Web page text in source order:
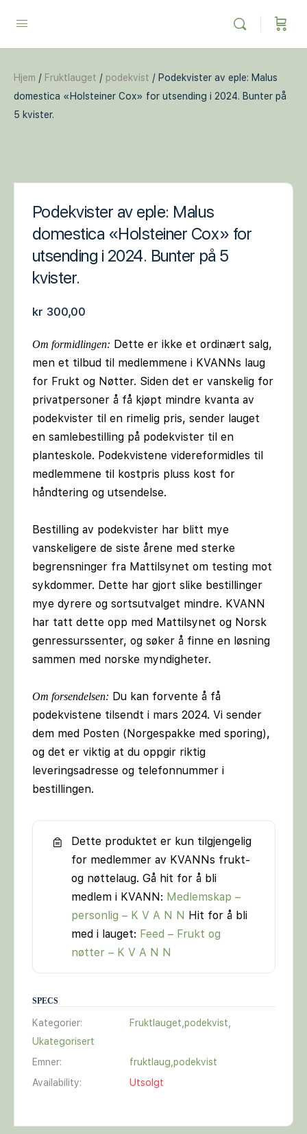
Hjem / Fruktlauget / podekvist / Podekvister av eple: Malus
domestica «Holsteiner Cox» for utsending i 2024. Bunter på
5 kvister.
Podekvister av eple: Malus
domestica «Holsteiner Cox» for
utsending i 2024. Bunter på 5
kvister.
kr 300,00
Om formidlingen: Dette er ikke et ordinært salg,
men et tilbud til medlemmene i KVANNs laug
for Frukt og Nøtter. Siden det er vanskelig for
privatpersoner å få kjøpt mindre kvanta av
podekvister til en rimelig pris, sender lauget
en samlebestilling på podekvister til en
planteskole. Podekvistene videreformidles til
medlemmene til kostpris pluss kost for
håndtering og utsendelse.
Bestilling av podekvister har blitt mye
vanskeligere de siste årene med sterke
begrensninger fra Mattilsynet om testing mot
sykdommer. Dette har gjort slike bestillinger
mye dyrere og sortsutvalget mindre. KVANN
har tatt dette opp med Mattilsynet og Norsk
genressurssenter, og søker å finne en løsning
sammen med norske myndigheter.
Om forsendelsen: Du kan forvente å få
podekvistene tilsendt i mars 2024. Vi sender
dem med Posten (Norgespakke med sporing),
og det er viktig at du oppgir riktig
leveringsadresse og telefonnummer i
bestillingen.
Dette produktet er kun tilgjengelig
for medlemmer av KVANNs frukt-
og nøttelaug. Gå hit for å bli
medlem i KVANN: Medlemskap –
personlig – K V A N N Hit for å bli
med i lauget: Feed – Frukt og
nøtter – K V A N N
SPECS
Kategorier: Fruktlauget,podekvist,
Ukategorisert
Emner:
fruktlaug,podekvist
Availability:
Utsolgt